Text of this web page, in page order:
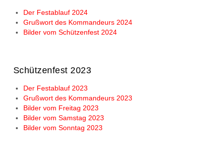
Der Festablauf 2024
Grußwort des Kommandeurs 2024
Bilder vom Schützenfest 2024
Schützenfest 2023
Der Festablauf 2023
Grußwort des Kommandeurs 2023
Bilder vom Freitag 2023
Bilder vom Samstag 2023
Bilder vom Sonntag 2023